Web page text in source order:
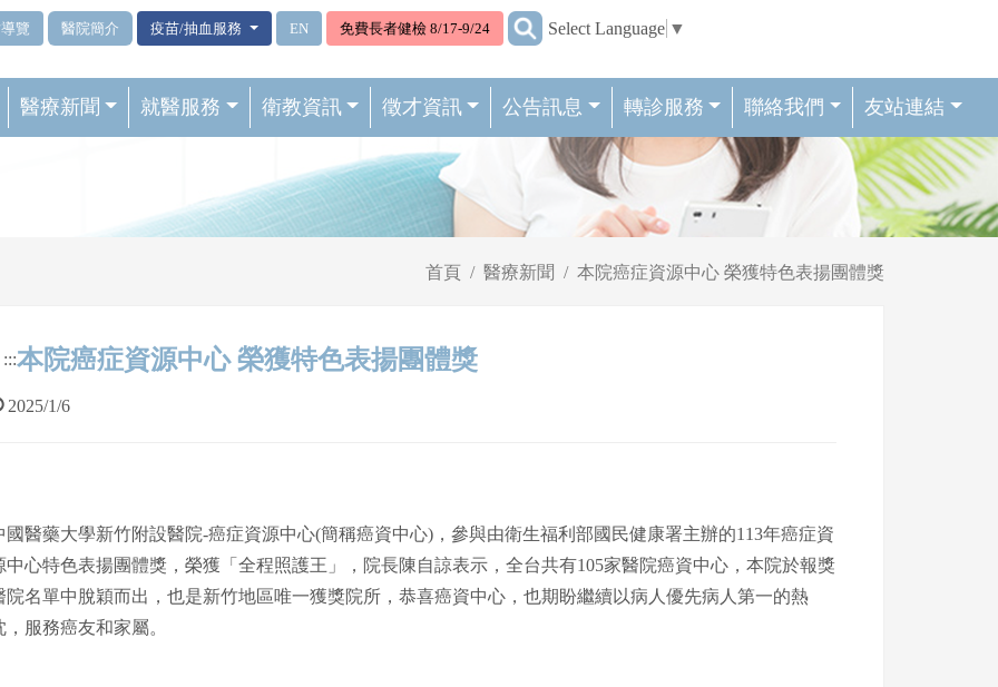
覽 醫院簡介 疫苗/抽血服務 EN 免費長者健檢 8/17-9/24 ::: Select Language ▼
醫療新聞 就醫服務 衛教資訊 徵才資訊 公告訊息 轉診服務 聯絡我們 友站連結
首頁 醫療新聞 本院癌症資源中心 榮獲特色表揚團體獎
:::本院癌症資源中心 榮獲特色表揚團體獎
2025/1/6
國醫藥大學新竹附設醫院-癌症資源中心(簡稱癌資中心)，參與由衛生福利部國民健康署主辦的113年癌症資
中心特色表揚團體獎，榮獲「全程照護王」，院長陳自諒表示，全台共有105家醫院癌資中心，本院於報獎
院名單中脫穎而出，也是新竹地區唯一獲獎院所，恭喜癌資中心，也期盼繼續以病人優先病人第一的熱
，服務癌友和家屬。